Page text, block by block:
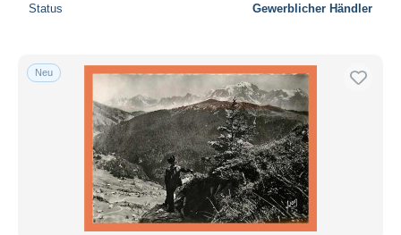
Status Gewerblicher Händler
Neu